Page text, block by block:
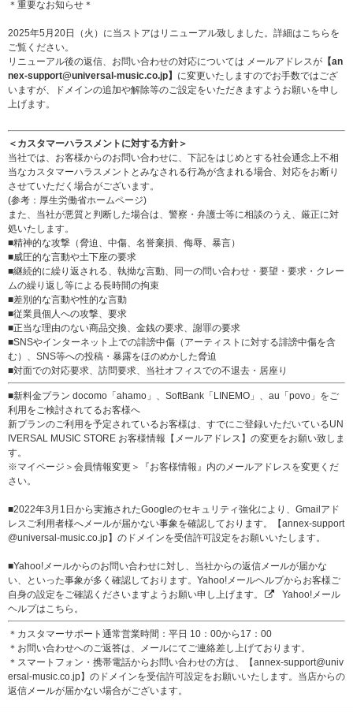
＊重要なお知らせ＊
2025年5月20日（火）に当ストアはリニューアル致しました。詳細はこちら を
ご覧ください。
リニューアル後の返信、お問い合わせの対応については メールアドレスが 【an
nex-support@universal-music.co.jp】 に変更いたしますのでお手数ではござ
いますが、ドメインの追加や解除等のご設定をいただきますようお願いを申し
上げます。
＜カスタマーハラスメントに対する方針＞
当社では、お客様からのお問い合わせに、下記をはじめとする社会通念上不相
当なカスタマーハラスメントとみなされる行為が含まれる場合、対応をお断り
させていただく場合がございます。
(参考： 厚生労働省ホームページ)
また、当社が悪質と判断した場合は、警察・弁護士等に相談のうえ、厳正に対
処いたします。
■精神的な攻撃（脅迫、中傷、名誉棄損、侮辱、暴言）
■威圧的な言動や土下座の要求
■継続的に繰り返される、執拗な言動、同一の問い合わせ・要望・要求・クレー
ムの繰り返し等による長時間の拘束
■差別的な言動や性的な言動
■従業員個人への攻撃、要求
■正当な理由のない商品交換、金銭の要求、謝罪の要求
■SNSやインターネット上での誹謗中傷（アーティストに対する誹謗中傷を含
む）、SNS等への投稿・暴露をほのめかした脅迫
■対面での対応要求、訪問要求、当社オフィスでの不退去・居座り
■新料金プラン docomo「ahamo」、SoftBank「LINEMO」、au「povo」をご
利用をご検討されてるお客様へ
新プランのご利用を予定されているお客様は、すでにご登録いただいているUN
IVERSAL MUSIC STORE お客様情報【メールアドレス】の変更をお願い致しま
す。
※マイページ＞会員情報変更＞『お客様情報』内のメールアドレスを変更くだ
さい。
■2022年3月1日から実施されたGoogleのセキュリティ強化により、Gmailアド
レスご利用者様へメールが届かない事象を確認しております。【annex-support
@universal-music.co.jp】のドメインを受信許可設定をお願いいたします。
■Yahoo!メールからのお問い合わせに対し、当社からの返信メールが届かな
い、といった事象が多く確認しております。Yahoo!メールヘルプからお客様ご
自身の設定をご確認くださいますようお願い申し上げます。
Yahoo!メール
ヘルプはこちら。
＊カスタマーサポート通常営業時間：平日 10：00から17：00
＊お問い合わせへのご返答は、メールにてご連絡差し上げております。
＊スマートフォン・携帯電話からお問い合わせの方は、【annex-support@univ
ersal-music.co.jp】のドメインを受信許可設定をお願いいたします。当店からの
返信メールが届かない場合がございます。